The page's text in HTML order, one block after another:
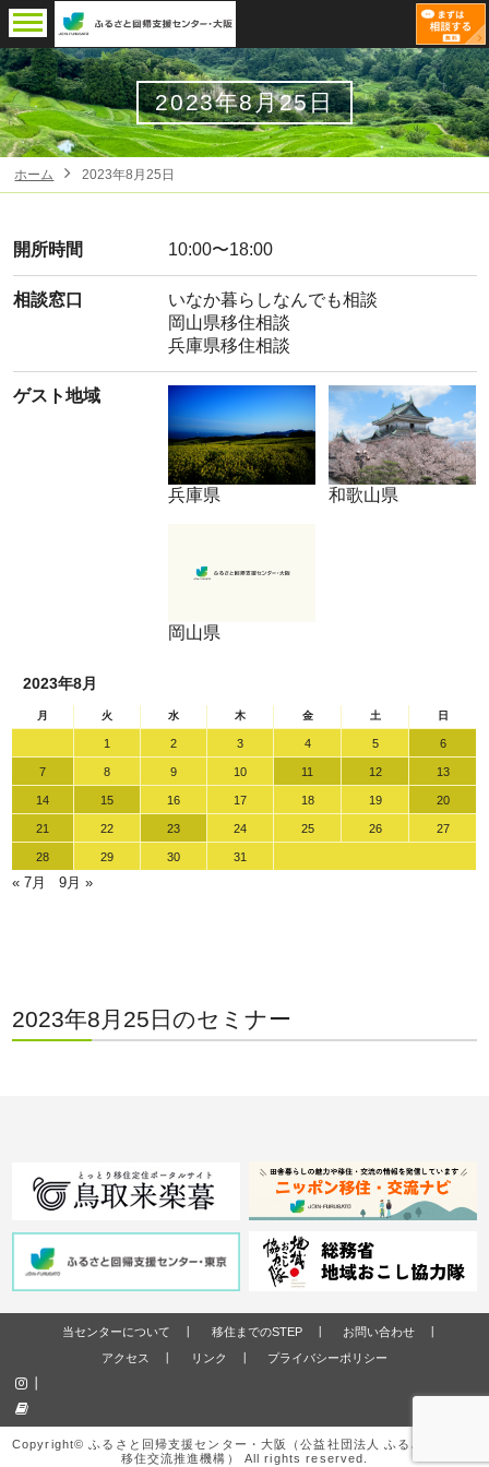
2023年8月25日
ホーム 2023年8月25日
開所時間 10:00〜18:00
相談窓口
いなか暮らしなんでも相談
岡山県移住相談
兵庫県移住相談
ゲスト地域
兵庫県 和歌山県
岡山県
2023年8月
月 火 水 木 金 土 日
1 2 3 4 5 6
7 8 9 10 11 12 13
14 15 16 17 18 19 20
21 22 23 24 25 26 27
28 29 30 31
« 7月 9月 »
2023年8月25日のセミナー
当センターについて 移住までのSTEP
お問い合わせ
アクセス
リンク プライバシーポリシー
Copyright© ふるさと回帰支援センター・大阪（公益社団法人 ふるさと回帰・
移住交流推進機構） All rights reserved.